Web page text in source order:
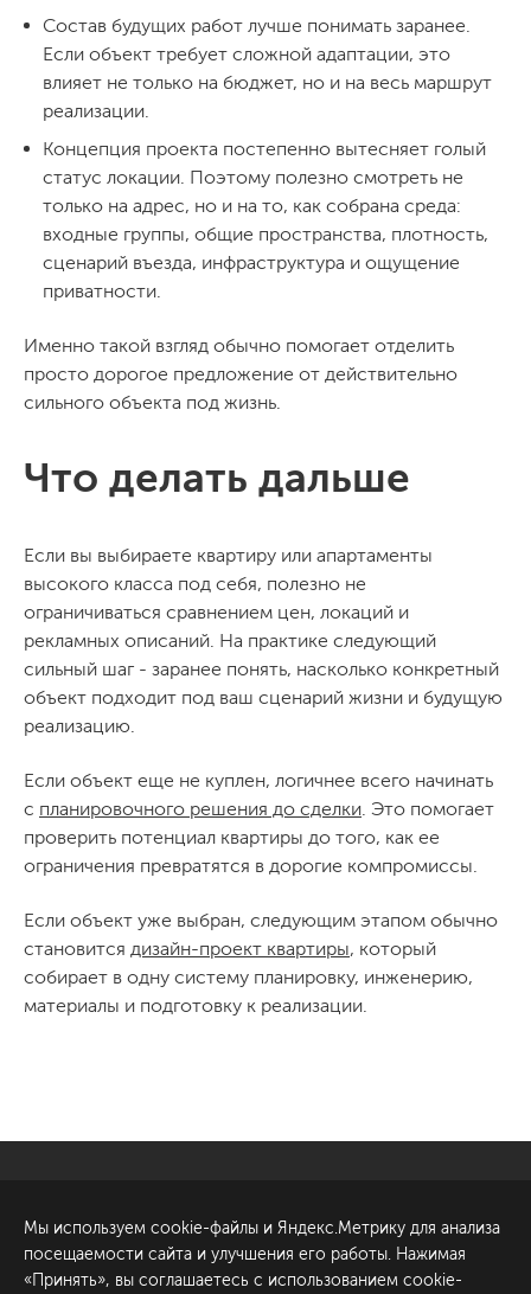
Состав будущих работ лучше понимать заранее.
Если объект требует сложной адаптации, это
влияет не только на бюджет, но и на весь маршрут
реализации.
Концепция проекта постепенно вытесняет голый
статус локации. Поэтому полезно смотреть не
только на адрес, но и на то, как собрана среда:
входные группы, общие пространства, плотность,
сценарий въезда, инфраструктура и ощущение
приватности.
Именно такой взгляд обычно помогает отделить
просто дорогое предложение от действительно
сильного объекта под жизнь.
Что делать дальше
Если вы выбираете квартиру или апартаменты
высокого класса под себя, полезно не
ограничиваться сравнением цен, локаций и
рекламных описаний. На практике следующий
сильный шаг - заранее понять, насколько конкретный
объект подходит под ваш сценарий жизни и будущую
реализацию.
Если объект еще не куплен, логичнее всего начинать
с планировочного решения до сделки . Это помогает
проверить потенциал квартиры до того, как ее
ограничения превратятся в дорогие компромиссы.
Если объект уже выбран, следующим этапом обычно
становится дизайн-проект квартиры, который
собирает в одну систему планировку, инженерию,
материалы и подготовку к реализации.
Обсудить проект
ул. Академика Павлова, 6
к1
Мы используем cookie-файлы и Яндекс.Метрику для анализа
посещаемости сайта и улучшения его работы. Нажимая
«Принять», вы соглашаетесь с использованием cookie-